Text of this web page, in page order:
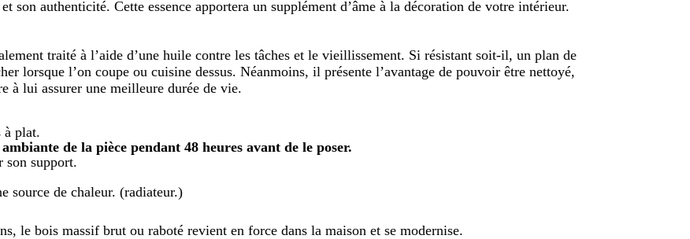
son authenticité. Cette essence apportera un supplément d’âme à la décoration de votre intérieur.
traité à l’aide d’une huile contre les tâches et le vieillissement. Si résistant soit-il, un plan de
lorsque l’on coupe ou cuisine dessus. Néanmoins, il présente l’avantage de pouvoir être nettoyé,
à lui assurer une meilleure durée de vie.
à plat.
de la pièce pendant 48 heures avant de le poser.
son support.
source de chaleur. (radiateur.)
le bois massif brut ou raboté revient en force dans la maison et se modernise.